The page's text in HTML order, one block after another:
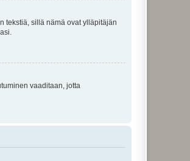
tekstiä, sillä nämä ovat ylläpitäjän
vaaditaan, jotta